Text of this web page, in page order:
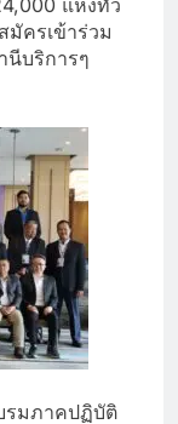
มัครเข้าร่วม
นีบริการๆ
รมภาคปฏิบัติ